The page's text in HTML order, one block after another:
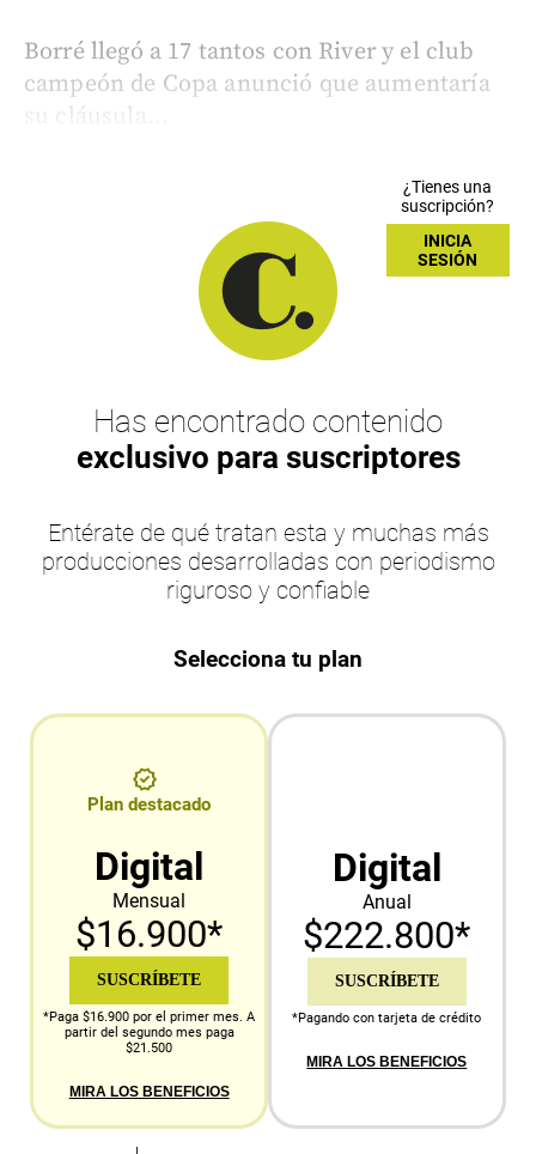
Borré llegó a 17 tantos con River y el club
campeón de Copa anunció que aumentaría
su cláusula...
¿Tienes una
suscripción?
INICIA
SESIÓN
Has encontrado contenido
exclusivo para suscriptores
Entérate de qué tratan esta y muchas más
producciones desarrolladas con periodismo
riguroso y confiable
Selecciona tu plan
Plan destacado
Digital
Mensual
$16.900*
SUSCRÍBETE
*Paga $16.900 por el primer mes. A
partir del segundo mes paga
$21.500
MIRA LOS BENEFICIOS
Digital
Anual
$222.800*
SUSCRÍBETE
*Pagando con tarjeta de crédito
MIRA LOS BENEFICIOS